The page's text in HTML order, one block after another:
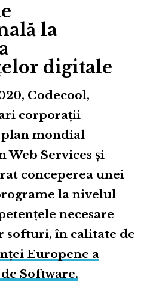
la
digitale
Codecool,
corporații
plan mondial
Web Services și
conceperea unei
la nivelul
necesare
softuri, în calitate de
Europene a
Software.